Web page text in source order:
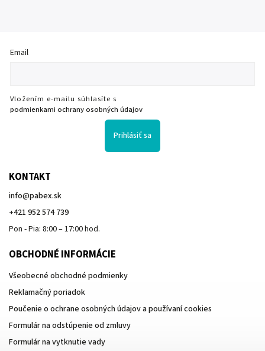
Email
Vložením e-mailu súhlasíte s
podmienkami ochrany osobných údajov
Prihlásiť sa
KONTAKT
info@pabex.sk
+421 952 574 739
Pon - Pia: 8:00 – 17:00 hod.
OBCHODNÉ INFORMÁCIE
Všeobecné obchodné podmienky
Reklamačný poriadok
Poučenie o ochrane osobných údajov a používaní cookies
Formulár na odstúpenie od zmluvy
Formulár na vytknutie vady